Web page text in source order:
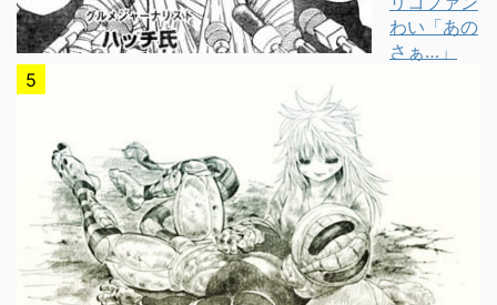
わい「あの
さぁ…」